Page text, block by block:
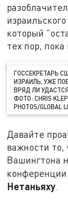
который
тех пор,
ГОССЕКРЕТАРЬ
ИЗРАИЛЬ, УЖЕ
ВРЯД ЛИ
ФОТО: CHRIS
PHOTOS/GLOBAL
Давайте
важности то,
Вашингтона
Нетаньяху.